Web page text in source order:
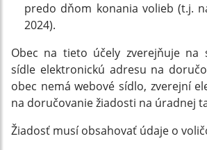
predo dňom konania volieb (t.j.
2024).
Obec na tieto účely zverejňuje na
sídle elektronickú adresu na
obec nemá webové sídlo, zverejní
na doručovanie žiadosti na úradnej
Žiadosť musí obsahovať údaje o